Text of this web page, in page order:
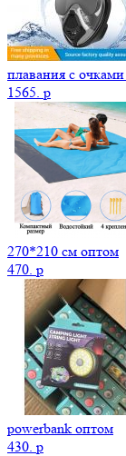
плавания с
1565. p
270*210 см оптом
470. p
powerbank оптом
430. p